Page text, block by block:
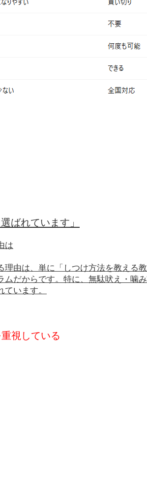
ばれています」
は
由は、単に「しつけ方法を教える
だからです。特に、無駄吠え・噛
います。
視している